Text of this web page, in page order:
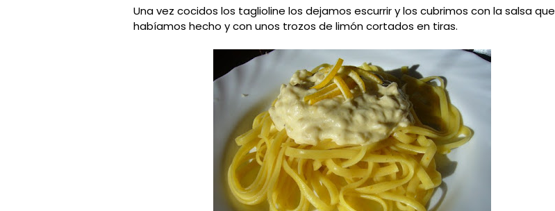
Una vez cocidos los taglioline los dejamos escurrir y los cubrimos con la salsa que
habíamos hecho y con unos trozos de limón cortados en tiras.